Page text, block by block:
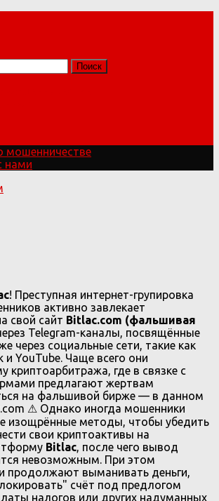
мошенничестве
нами
! Преступная интернет-групировка
активно завлекает
свой сайт Bitlac.com (фальшивая
Telegram-каналы, посвящённые
через социальные сети, такие как
и YouTube. Чаще всего они
криптоарбитража, где в связке с
предлагают жертвам
на фальшивой бирже — в данном
⚠ Однако иногда мошенники
изощрённые методы, чтобы убедить
свои криптоактивы на
Bitlac, после чего вывод
невозможным. При этом
продолжают выманивать деньги,
счёт под предлогом
налогов или других надуманных